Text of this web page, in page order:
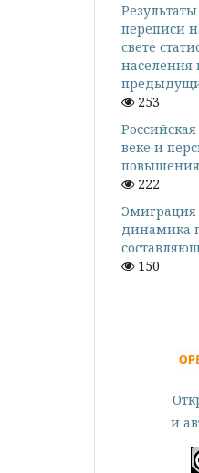
переписи
свете
населения
253
веке и
повышения
222
Эмиграция
динамика
150
и